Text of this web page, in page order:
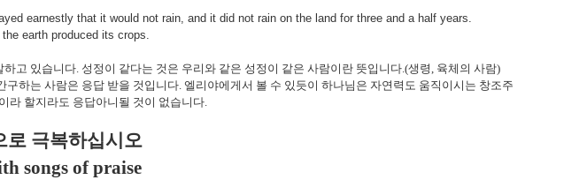
earnestly that it would not rain, and it did not rain on the land for three and a half years.
earth produced its crops.
하고 있습니다. 성정이 같다는 것은 우리와 같은 성정이 같은 사람이란 뜻입니다.(생령, 육체의 사람)
구하는 사람은 응답 받을 것입니다. 엘리야에게서 볼 수 있듯이 하나님은 자연력도 움직이시는 창조주
라 할지라도 응답아니될 것이 없습니다.
로 극복하십시오
songs of praise